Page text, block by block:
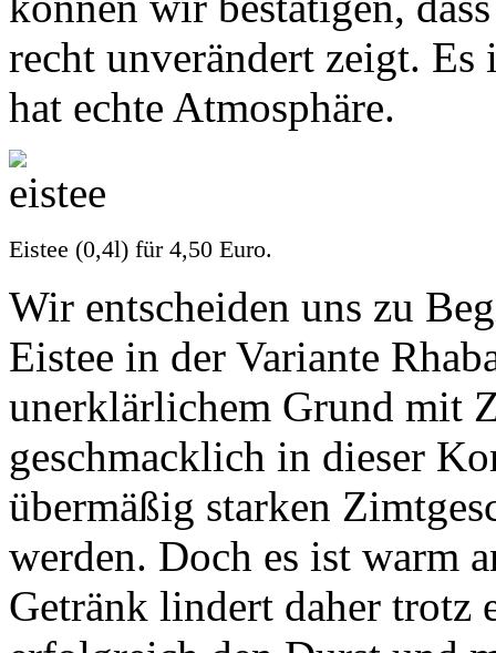
recht unverändert zeigt. Es
hat echte Atmosphäre.
Eistee (0,4l) für 4,50 Euro.
Wir entscheiden uns zu
Eistee in der Variante
unerklärlichem Grund mit
geschmacklich in dieser
übermäßig starken
werden. Doch es ist warm
Getränk lindert daher trotz